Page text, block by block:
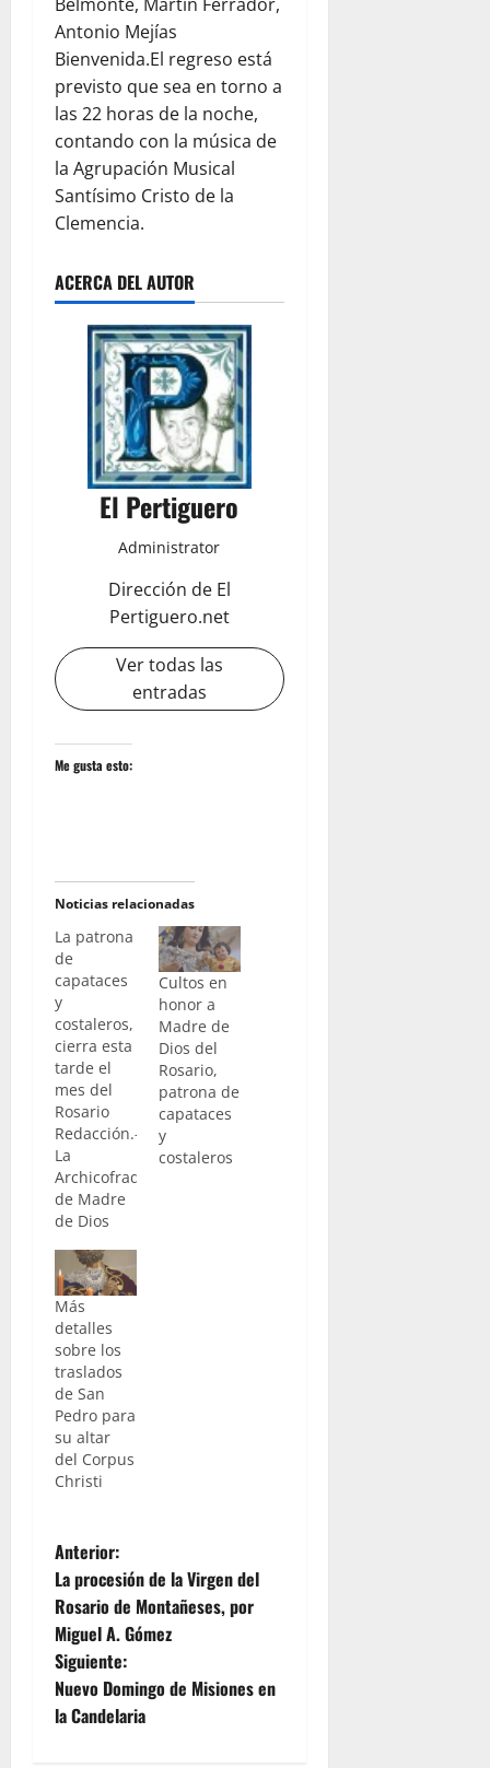
Antonio Mejías
Bienvenida.El regreso está
previsto que sea en torno a
las 22 horas de la noche,
contando con la música de
la Agrupación Musical
Santísimo Cristo de la
Clemencia.
ACERCA DEL AUTOR
El Pertiguero
Administrator
Dirección de El
Pertiguero.net
Ver todas las
entradas
Me gusta esto:
Noticias relacionadas
La patrona
de
capataces
y
costaleros,
cierra esta
tarde el
mes del
Rosario
Redacción.-
La
Archicofradía
de Madre
de Dios
Rosario,
Patrona de
Capataces
y
Costaleros
procesionará
esta tarde
desde la
Iglesia de
la Victoria.
La imagen
Corazón
de María
se hará a
las calles
de nuestra
ciudad en
torno a las
19 horas
de la
Cultos en
honor a
Madre de
Dios del
Rosario,
patrona de
capataces
y
costaleros
Más
detalles
sobre los
traslados
de San
Pedro para
su altar
del Corpus
Christi
N
a
v
e
Anterior:
La procesión de la Virgen del
Rosario de Montañeses, por
Miguel A. Gómez
Siguiente:
Nuevo Domingo de Misiones en
la Candelaria